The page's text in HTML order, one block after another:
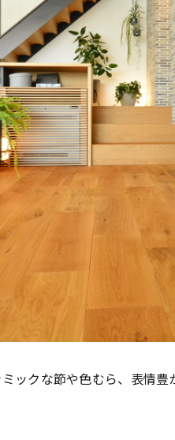
ックな節や色むら、表情